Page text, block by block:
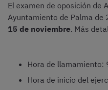
El examen de oposición de
Ayuntamiento de Palma de
15 de noviembre. Más
Hora de llamamiento:
Hora de inicio del